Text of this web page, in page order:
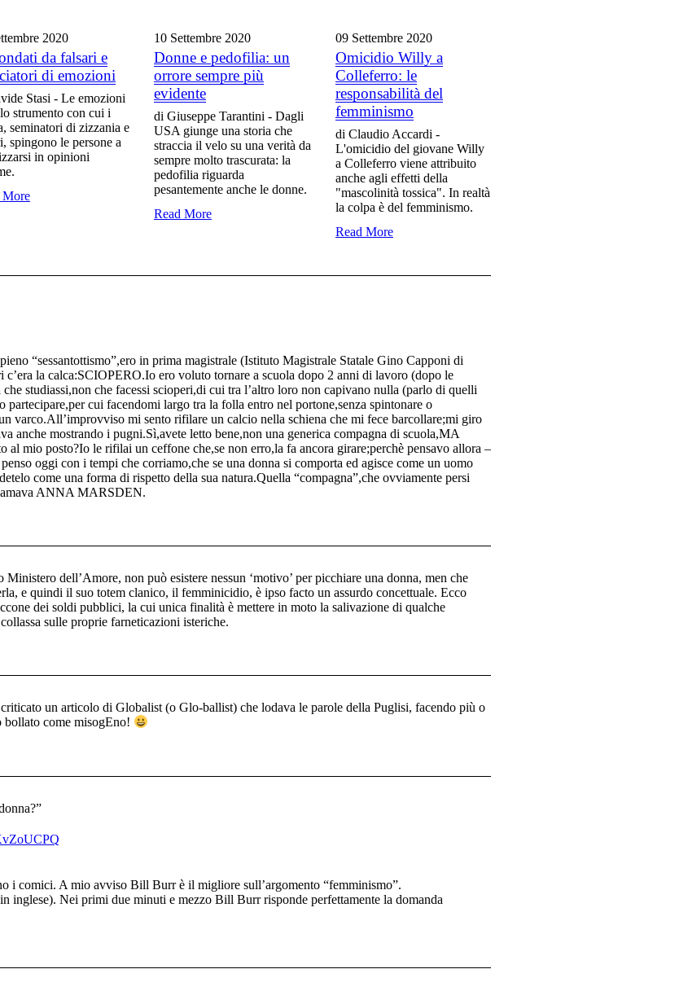
2020
da falsari e
di emozioni
Stasi - Le emozioni
strumento con cui i
seminatori di zizzania e
spingono le persone a
in opinioni
More
10 Settembre 2020
Donne e pedofilia: un
orrore sempre più
evidente
di Giuseppe Tarantini - Dagli
USA giunge una storia che
straccia il velo su una verità da
sempre molto trascurata: la
pedofilia riguarda
pesantemente anche le donne.
Read More
09 Settembre 2020
Omicidio Willy a
Colleferro: le
responsabilità del
femminismo
di Claudio Accardi -
L'omicidio del giovane Willy
a Colleferro viene attribuito
anche agli effetti della
"mascolinità tossica". In realtà
la colpa è del femminismo.
Read More
“sessantottismo”,ero in prima magistrale (Istituto Magistrale Statale Gino Capponi di
la calca:SCIOPERO.Io ero voluto tornare a scuola dopo 2 anni di lavoro (dopo le
studiassi,non che facessi scioperi,di cui tra l’altro loro non capivano nulla (parlo di quelli
cui facendomi largo tra la folla entro nel portone,senza spintonare o
varco.All’improvviso mi sento rifilare un calcio nella schiena che mi fece barcollare;mi giro
anche mostrando i pugni.Sì,avete letto bene,non una generica compagna di scuola,MA
mio posto?Io le rifilai un ceffone che,se non erro,la fa ancora girare;perchè pensavo allora –
oggi con i tempi che corriamo,che se una donna si comporta ed agisce come un uomo
come una forma di rispetto della sua natura.Quella “compagna”,che ovviamente persi
ANNA MARSDEN.
dell’Amore, non può esistere nessun ‘motivo’ per picchiare una donna, men che
e quindi il suo totem clanico, il femminicidio, è ipso facto un assurdo concettuale. Ecco
dei soldi pubblici, la cui unica finalità è mettere in moto la salivazione di qualche
sulle proprie farneticazioni isteriche.
un articolo di Globalist (o Glo-ballist) che lodava le parole della Puglisi, facendo più o
bollato come misogEno!
i comici. A mio avviso Bill Burr è il migliore sull’argomento “femminismo”.
inglese). Nei primi due minuti e mezzo Bill Burr risponde perfettamente la domanda